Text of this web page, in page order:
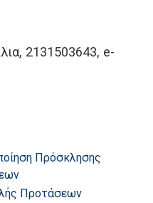
2131503643, e-
Πρόσκλησης
Προτάσεων